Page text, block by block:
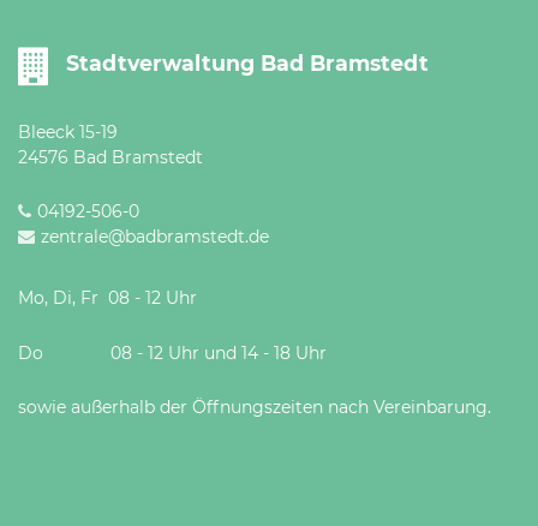
Stadtverwaltung Bad Bramstedt
Bleeck 15-19
24576 Bad Bramstedt
04192-506-0
zentrale@badbramstedt.de
Mo, Di, Fr 08 - 12 Uhr
Do 08 - 12 Uhr und 14 - 18 Uhr
sowie außerhalb der Öffnungszeiten nach Vereinbarung.